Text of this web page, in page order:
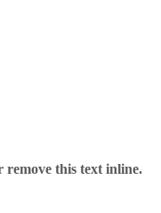
remove this text inline.